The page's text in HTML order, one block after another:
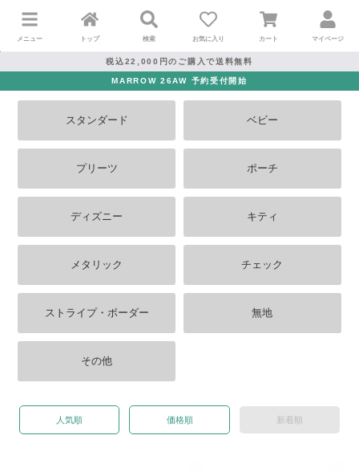
メニュー トップ 検索 お気に入り カート マイページ
税込22,000円のご購入で送料無料
MARROW 26AW 予約受付開始
スタンダード ベビー
プリーツ ポーチ
ディズニー キティ
メタリック チェック
ストライプ・ボーダー 無地
その他
人気順 価格順 新着順